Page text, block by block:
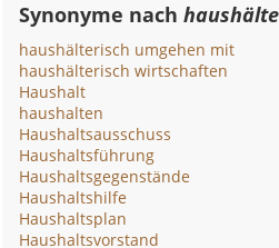
Synonyme nach
haushälterisch umgehen mit
haushälterisch wirtschaften
Haushalt
haushalten
Haushaltsausschuss
Haushaltsführung
Haushaltsgegenstände
Haushaltshilfe
Haushaltsplan
Haushaltsvorstand